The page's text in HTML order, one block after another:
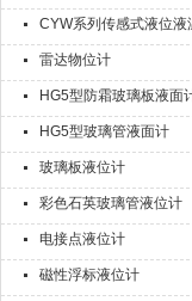
CYW系列传感式液位液
雷达物位计
HG5型防霜玻璃板液面
HG5型玻璃管液面计
玻璃板液位计
彩色石英玻璃管液位计
电接点液位计
磁性浮标液位计